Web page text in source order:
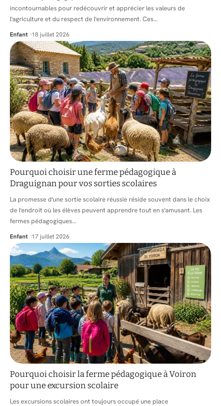
incontournables pour redécouvrir et apprécier les valeurs de
l'agriculture et du respect de l'environnement. Ces…
Enfant 18 juillet 2026
Pourquoi choisir une ferme pédagogique à
Draguignan pour vos sorties scolaires
La promesse d'une sortie scolaire réussie réside souvent dans le choix
de l'endroit où les élèves peuvent apprendre tout en s'amusant. Les
fermes pédagogiques…
Enfant 17 juillet 2026
Pourquoi choisir la ferme pédagogique à Voiron
pour une excursion scolaire
Les excursions scolaires ont toujours occupé une place